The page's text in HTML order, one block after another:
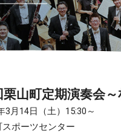
栗山町定期演奏会
3月14日（土）15:30～
スポーツセンター